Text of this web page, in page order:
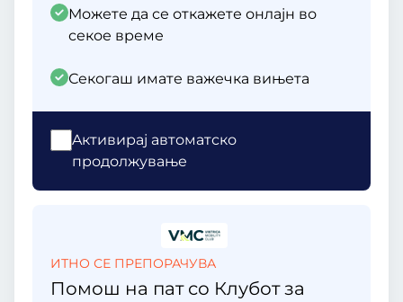
Можете да се откажете онлајн во
секое време
Секогаш имате важечка вињета
Aктивирај автоматско
продолжување
ИТНО СЕ ПРЕПОРАЧУВА
Помош на пат со Клубот за